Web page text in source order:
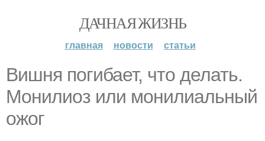
ДАЧНАЯ ЖИЗНЬ
главная новости статьи
Вишня погибает, что делать.
Монилиоз или монилиальный
ожог